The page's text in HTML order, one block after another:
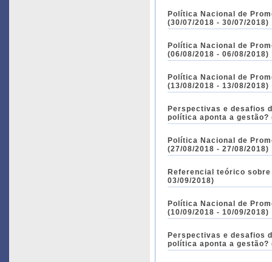
Política Nacional de
(30/07/2018 - 30/07/2018)
Política Nacional de
(06/08/2018 - 06/08/2018)
Política Nacional de
(13/08/2018 - 13/08/2018)
Perspectivas e desafios
política aponta a gestão?
Política Nacional de
(27/08/2018 - 27/08/2018)
Referencial teórico
03/09/2018)
Política Nacional de
(10/09/2018 - 10/09/2018)
Perspectivas e desafios
política aponta a gestão?